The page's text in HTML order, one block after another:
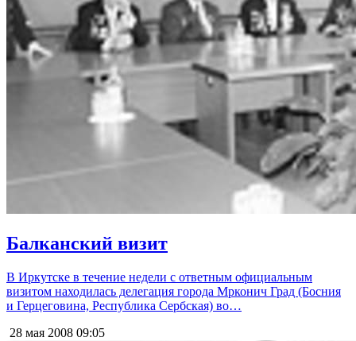
Балканский визит
В Иркутске в течение недели с ответным официальным
визитом находилась делегация города Мрконич Град (Босния
и Герцеговина, Республика Сербская) во…
28 мая 2008 09:05